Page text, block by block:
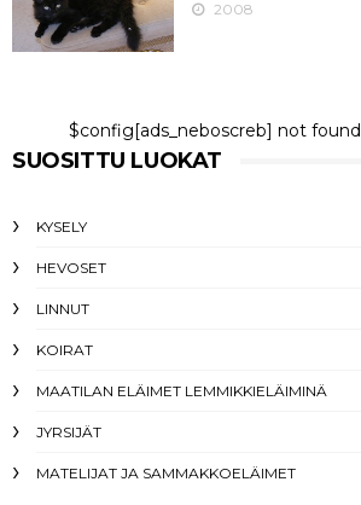
2008
$config[ads_neboscreb] not found
SUOSITTU LUOKAT
KYSELY
HEVOSET
LINNUT
KOIRAT
MAATILAN ELÄIMET LEMMIKKIELÄIMINÄ
JYRSIJÄT
MATELIJAT JA SAMMAKKOELÄIMET